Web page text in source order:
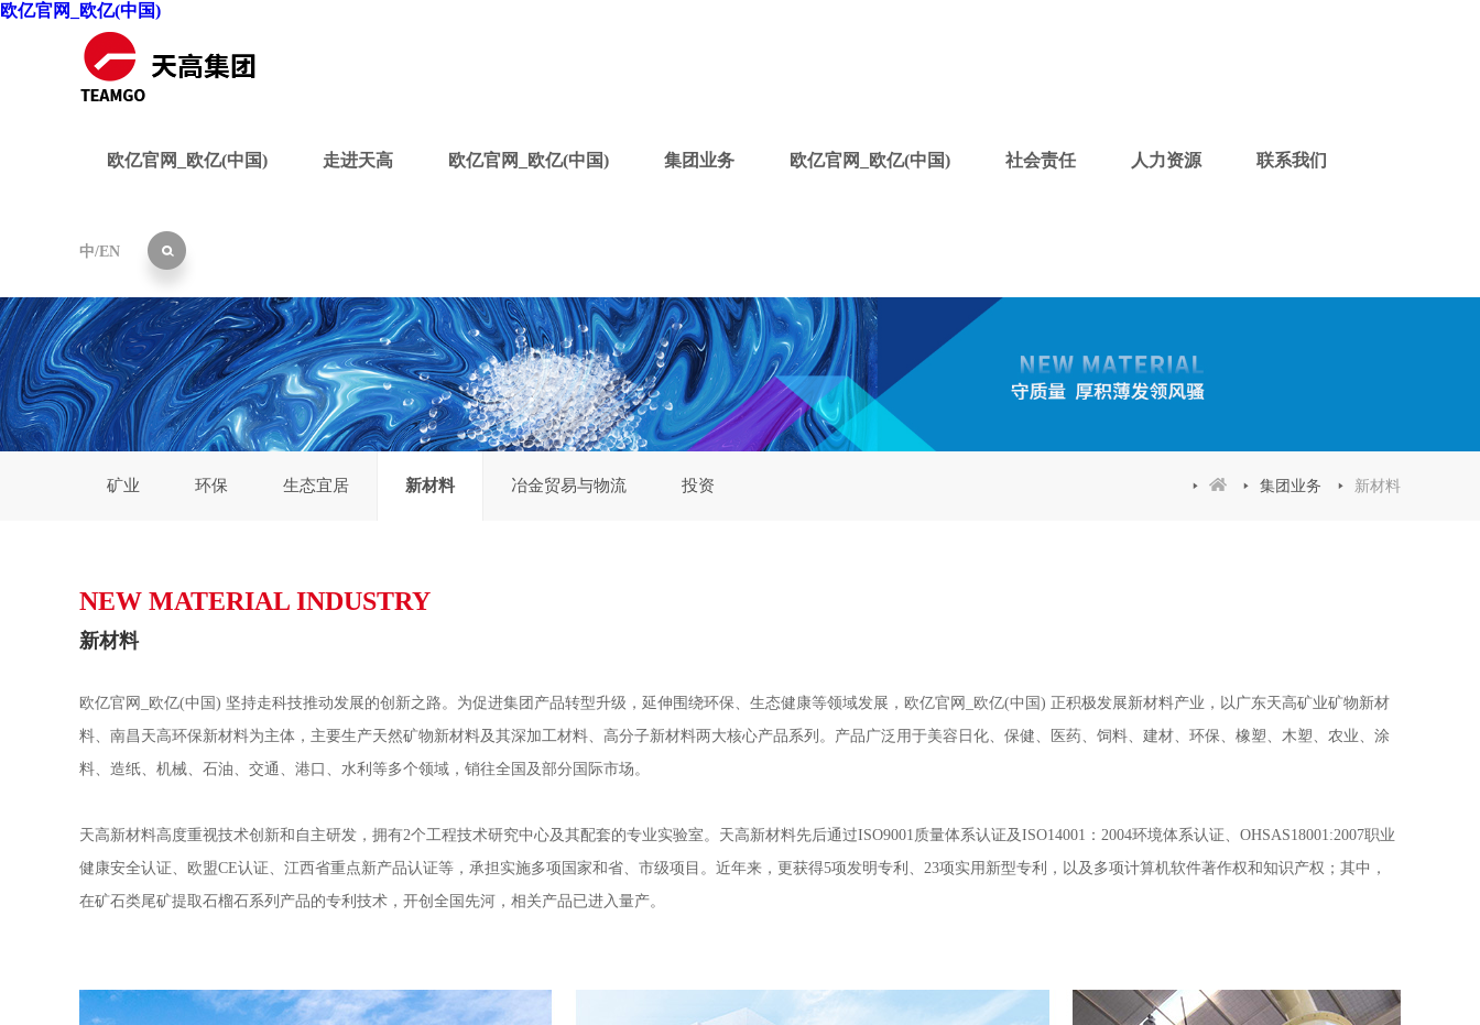
欧亿官网_欧亿(中国)
欧亿官网_欧亿(中国) 走进天高 欧亿官网_欧亿(中国) 集团业务 欧亿官网_欧亿(中国) 社会责任 人力资源 联系我们
中/EN
矿业 环保 生态宜居 新材料 冶金贸易与物流 投资 集团业务 新材料
NEW MATERIAL INDUSTRY
新材料
欧亿官网_欧亿(中国) 坚持走科技推动发展的创新之路。为促进集团产品转型升级，延伸围绕环保、生态健康等领域发展，欧亿官网_欧亿(中国) 正积极发展新材料产业，以广东天高矿业矿物新材
料、南昌天高环保新材料为主体，主要生产天然矿物新材料及其深加工材料、高分子新材料两大核心产品系列。产品广泛用于美容日化、保健、医药、饲料、建材、环保、橡塑、木塑、农业、涂
料、造纸、机械、石油、交通、港口、水利等多个领域，销往全国及部分国际市场。
天高新材料高度重视技术创新和自主研发，拥有2个工程技术研究中心及其配套的专业实验室。天高新材料先后通过ISO9001质量体系认证及ISO14001：2004环境体系认证、OHSAS18001:2007职业
健康安全认证、欧盟CE认证、江西省重点新产品认证等，承担实施多项国家和省、市级项目。近年来，更获得5项发明专利、23项实用新型专利，以及多项计算机软件著作权和知识产权；其中，
在矿石类尾矿提取石榴石系列产品的专利技术，开创全国先河，相关产品已进入量产。